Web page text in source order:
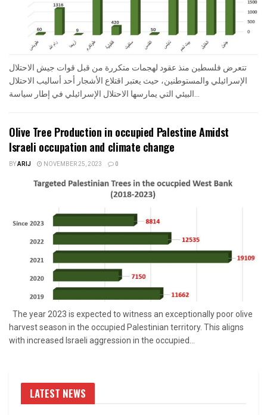
تتعرض فلسطين منذ عقود لهجمات متكررة من قبل قوات جيش الاحتلال
الإسرائيلي والمستوطنين، حيث يعتبر اقتلاع الأشجار أحد أساليب الاحتلال
البيئي التي يمارسها الاحتلال الإسرائيلي في إطار سياسة...
Olive Tree Production in occupied Palestine Amidst
Israeli occupation and climate change
BYARIJ NOVEMBER 25, 2023 0
The year 2023 is expected to witness an exceptionally poor olive
harvest season in the occupied Palestinian territory. This aligns
with increased Israeli aggression in the occupied...
LATEST NEWS